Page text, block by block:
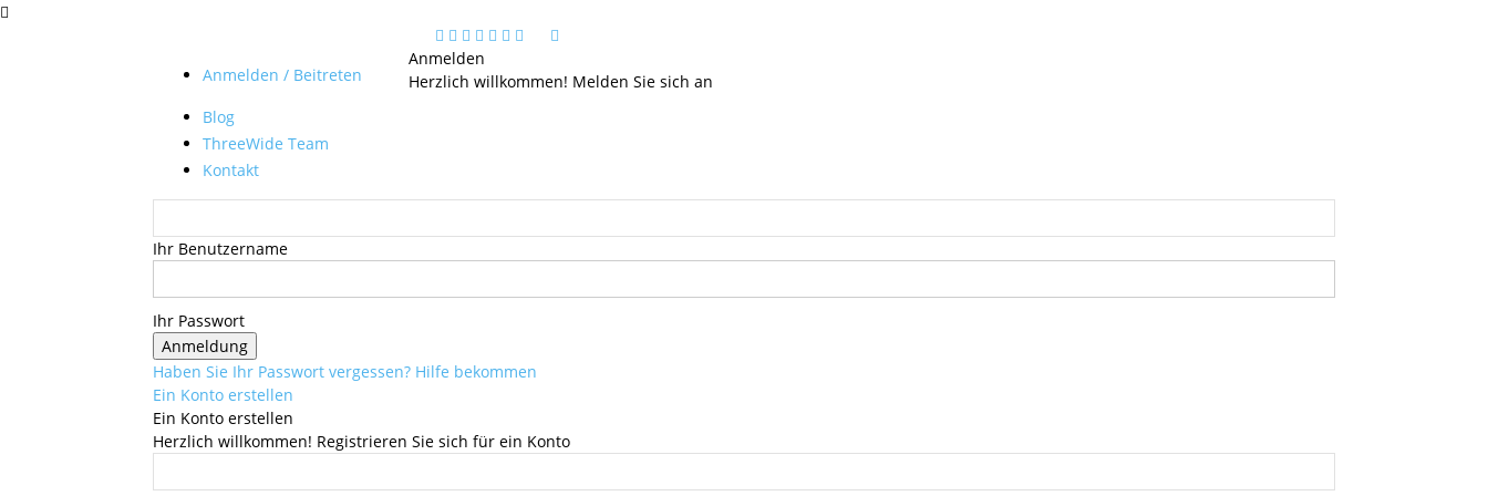
Anmelden / Beitreten
Blog
ThreeWide Team
Kontakt
Anmelden
Herzlich willkommen! Melden Sie sich an
Ihr Benutzername
Ihr Passwort
Haben Sie Ihr Passwort vergessen? Hilfe bekommen
Ein Konto erstellen
Ein Konto erstellen
Herzlich willkommen! Registrieren Sie sich für ein Konto